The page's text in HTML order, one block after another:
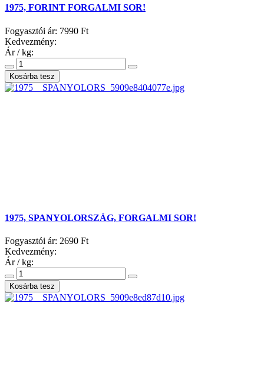
1975, FORINT FORGALMI SOR!
Fogyasztói ár: 7990 Ft
Kedvezmény:
Ár / kg:
1975, SPANYOLORSZÁG, FORGALMI SOR!
Fogyasztói ár: 2690 Ft
Kedvezmény:
Ár / kg: